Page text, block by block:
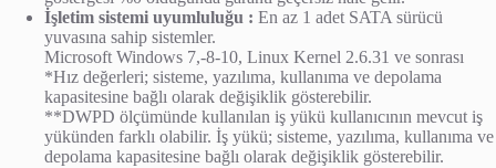
İşletim sistemi uyumluluğu : En az 1 adet SATA sürücü
yuvasına sahip sistemler.
Microsoft Windows 7,-8-10, Linux Kernel 2.6.31 ve sonrası
*Hız değerleri; sisteme, yazılıma, kullanıma ve depolama
kapasitesine bağlı olarak değişiklik gösterebilir.
**DWPD ölçümünde kullanılan iş yükü kullanıcının mevcut iş
yükünden farklı olabilir. İş yükü; sisteme, yazılıma, kullanıma ve
depolama kapasitesine bağlı olarak değişiklik gösterebilir.